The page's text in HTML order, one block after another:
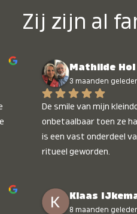
Zij zijn al
Mathilde Hol
3 maanden
De smile van mijn
onbetaalbaar toen ze
is een vast onderdeel
ritueel geworden.
Klaas
8 maanden